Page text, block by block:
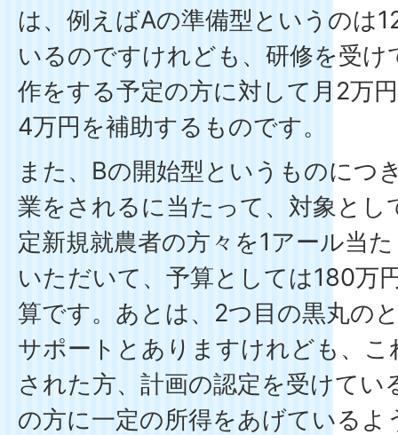
は、例えばAの準備型というのは
いるのですけれども、研修を受
作をする予定の方に対して月2万
4万円を補助するものです。
また、Bの開始型というものにつ
業をされるに当たって、対象とし
定新規就農者の方々を1アール当
いただいて、予算としては180万
算です。あとは、2つ目の黒丸の
サポートとありますけれども、
された方、計画の認定を受けて
の方に一定の所得をあげているよ